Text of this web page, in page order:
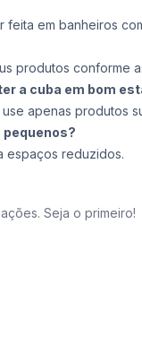
feita em banheiros
produtos conforme
a cuba em bom
apenas produtos
pequenos?
espaços reduzidos.
Seja o primeiro!